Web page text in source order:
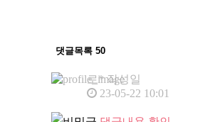
댓글목록 50
로* 작성일
23-05-22 10:01